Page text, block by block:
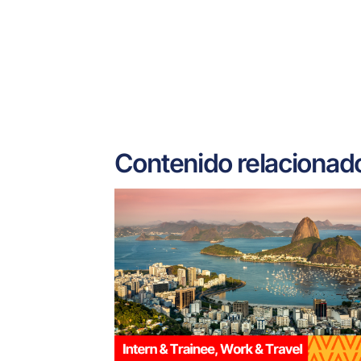
Contenido